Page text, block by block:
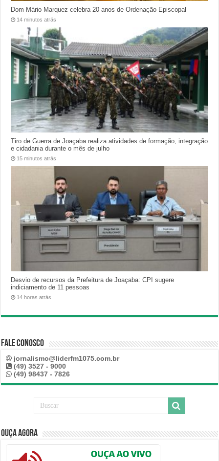
Dom Mário Marquez celebra 20 anos de Ordenação Episcopal
14 minutos atrás
Tiro de Guerra de Joaçaba realiza atividades de formação, integração
e cidadania durante o mês de julho
15 minutos atrás
Desvio de recursos da Prefeitura de Joaçaba: CPI sugere
indiciamento de 11 pessoas
14 horas atrás
Fale Conosco
jornalismo@liderfm1075.com.br
(49) 3527 - 9000
(49) 98437 - 7826
Ouça Agora